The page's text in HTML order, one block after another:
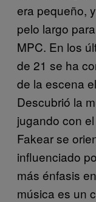
era pequeño,
pelo largo
MPC. En los
de 21 se ha
de la escena
Descubrió la
jugando con
Fakear se
influenciado
más énfasis
música es un